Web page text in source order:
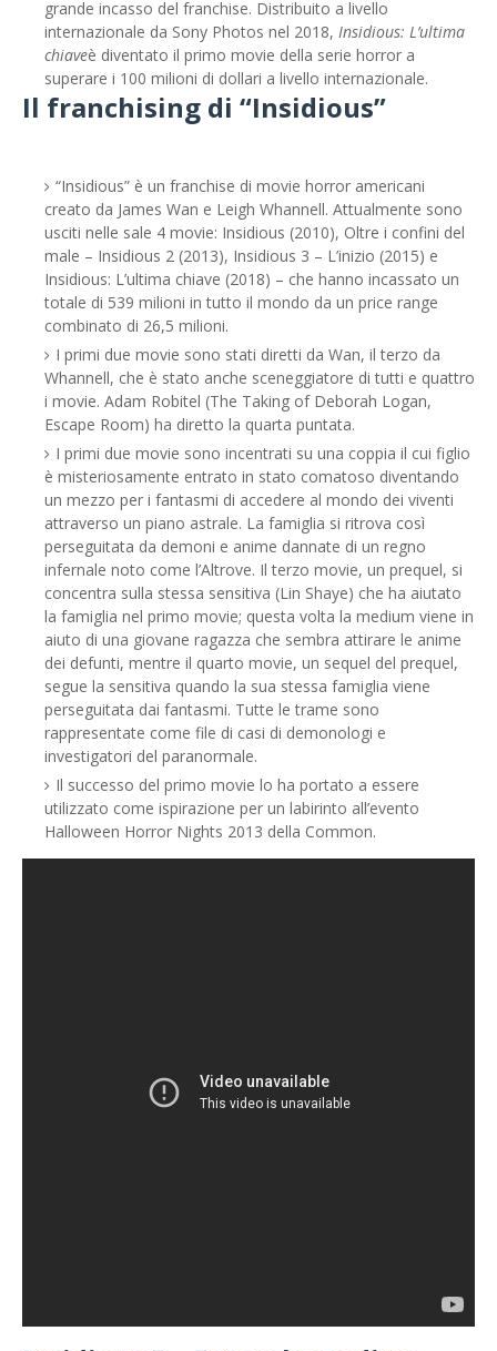
grande incasso del franchise. Distribuito a livello
internazionale da Sony Photos nel 2018, Insidious: L’ultima
chiaveè diventato il primo movie della serie horror a
superare i 100 milioni di dollari a livello internazionale.
Il franchising di “Insidious”
“Insidious” è un franchise di movie horror americani
creato da James Wan e Leigh Whannell. Attualmente sono
usciti nelle sale 4 movie: Insidious (2010), Oltre i confini del
male – Insidious 2 (2013), Insidious 3 – L’inizio (2015) e
Insidious: L’ultima chiave (2018) – che hanno incassato un
totale di 539 milioni in tutto il mondo da un price range
combinato di 26,5 milioni.
I primi due movie sono stati diretti da Wan, il terzo da
Whannell, che è stato anche sceneggiatore di tutti e quattro
i movie. Adam Robitel (The Taking of Deborah Logan,
Escape Room) ha diretto la quarta puntata.
I primi due movie sono incentrati su una coppia il cui figlio
è misteriosamente entrato in stato comatoso diventando
un mezzo per i fantasmi di accedere al mondo dei viventi
attraverso un piano astrale. La famiglia si ritrova così
perseguitata da demoni e anime dannate di un regno
infernale noto come l’Altrove. Il terzo movie, un prequel, si
concentra sulla stessa sensitiva (Lin Shaye) che ha aiutato
la famiglia nel primo movie; questa volta la medium viene in
aiuto di una giovane ragazza che sembra attirare le anime
dei defunti, mentre il quarto movie, un sequel del prequel,
segue la sensitiva quando la sua stessa famiglia viene
perseguitata dai fantasmi. Tutte le trame sono
rappresentate come file di casi di demonologi e
investigatori del paranormale.
Il successo del primo movie lo ha portato a essere
utilizzato come ispirazione per un labirinto all’evento
Halloween Horror Nights 2013 della Common.